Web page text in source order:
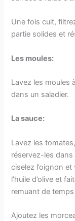
Une fois cuit,
partie solides et
Les moules:
Lavez les moules
dans un saladier.
La sauce:
Lavez les
réservez-les dans
ciselez l’oignon
l’huile d’olive et
remuant de
Ajoutez les